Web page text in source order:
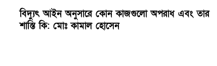
বিদ্যুৎ আইন অনুসারে কোন কাজগুলো অপরাধ এবং তার
শাস্তি কি: মোঃ কামাল হোসেন